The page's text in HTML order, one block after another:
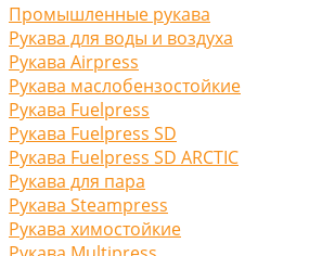
Промышленные рукава
Рукава для воды и воздуха
Рукава Airpress
Рукава маслобензостойкие
Рукава Fuelpress
Рукава Fuelpress SD
Рукава Fuelpress SD ARCTIC
Рукава для пара
Рукава Steampress
Рукава химостойкие